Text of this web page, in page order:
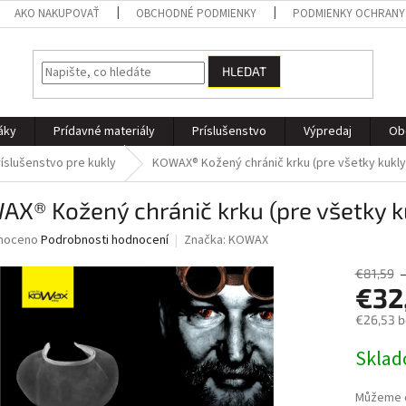
AKO NAKUPOVAŤ OBCHODNÉ PODMIENKY PODMIENKY OCHRANY
HLEDAT
Prídavné materiály Príslušenstvo Výpredaj
pre kukly KOWAX® Kožený chránič krku (pre všetky kukly
Kožený chránič krku (pre všetky
Podrobnosti hodnocení Značka: KOWAX
€81,59
€26,53
cena:
Můžeme